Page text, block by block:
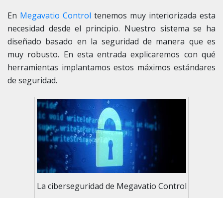
En Megavatio Control tenemos muy interiorizada esta
necesidad desde el principio. Nuestro sistema se ha
diseñado basado en la seguridad de manera que es
muy robusto. En esta entrada explicaremos con qué
herramientas implantamos estos máximos estándares
de seguridad.
La ciberseguridad de Megavatio Control